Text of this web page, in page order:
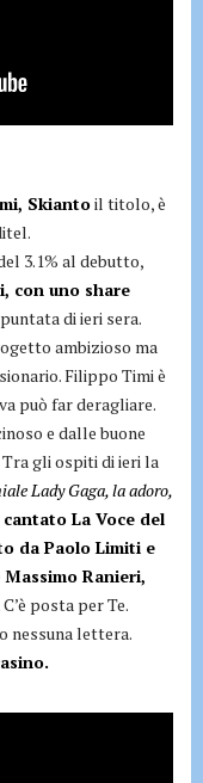
Skiantoil titolo, è
3.1% al debutto,
con uno share
di ieri sera.
ambizioso ma
Filippo Timi è
può far deragliare.
e dalle buone
gli ospiti di ieri la
Lady Gaga, la adoro,
La Voce del
da Paolo Limiti e
Ranieri,
posta per Te.
nessuna lettera.